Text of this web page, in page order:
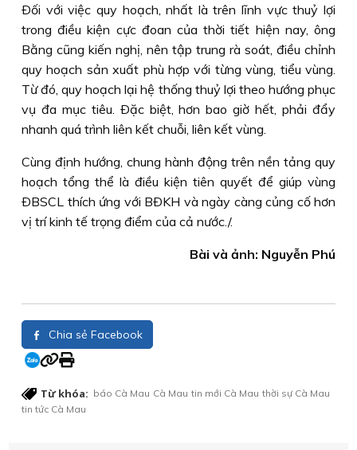
Ðối với việc quy hoạch, nhất là trên lĩnh vực thuỷ lợi
trong điều kiện cực đoan của thời tiết hiện nay, ông
Bằng cũng kiến nghị, nên tập trung rà soát, điều chỉnh
quy hoạch sản xuất phù hợp với từng vùng, tiểu vùng.
Từ đó, quy hoạch lại hệ thống thuỷ lợi theo hướng phục
vụ đa mục tiêu. Ðặc biệt, hơn bao giờ hết, phải đẩy
nhanh quá trình liên kết chuỗi, liên kết vùng.
Cùng định hướng, chung hành động trên nền tảng quy
hoạch tổng thể là điều kiện tiên quyết để giúp vùng
ÐBSCL thích ứng với BÐKH và ngày càng củng cố hơn
vị trí kinh tế trọng điểm của cả nước./.
Bài và ảnh: Nguyễn Phú
Chia sẻ Facebook
Từ khóa: báo Cà Mau Cà Mau tin mới Cà Mau thời sự Cà Mau
tin tức Cà Mau